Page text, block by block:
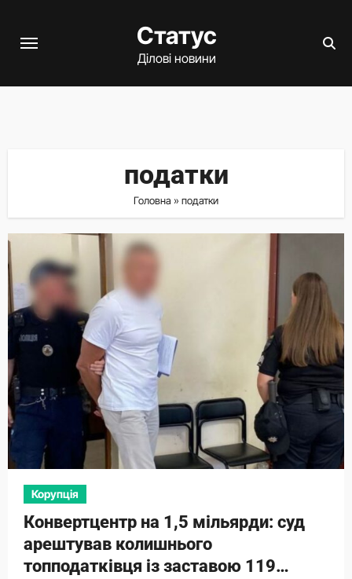
Статус
Ділові новини
податки
Головна » податки
Корупція
Конвертцентр на 1,5 мільярди: суд
арештував колишнього
топподатківця із заставою 119